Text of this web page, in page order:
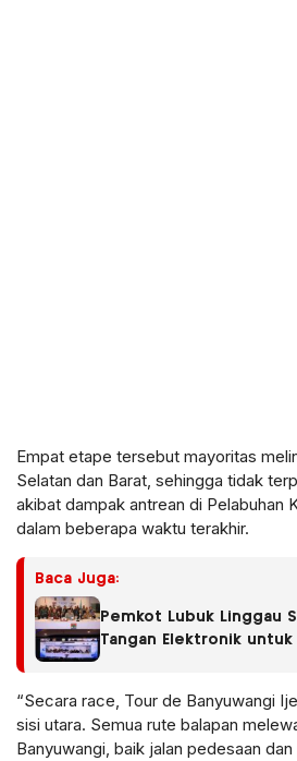
Empat etape tersebut mayoritas
Selatan dan Barat, sehingga tidak
akibat dampak antrean di Pelabuhan
dalam beberapa waktu terakhir.
Baca Juga:
Pemkot Lubuk Linggau
Tangan Elektronik untuk
“Secara race, Tour de Banyuwangi
sisi utara. Semua rute balapan
Banyuwangi, baik jalan pedesaan